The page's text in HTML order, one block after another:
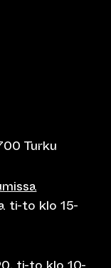
Turku
ti-to klo 15-